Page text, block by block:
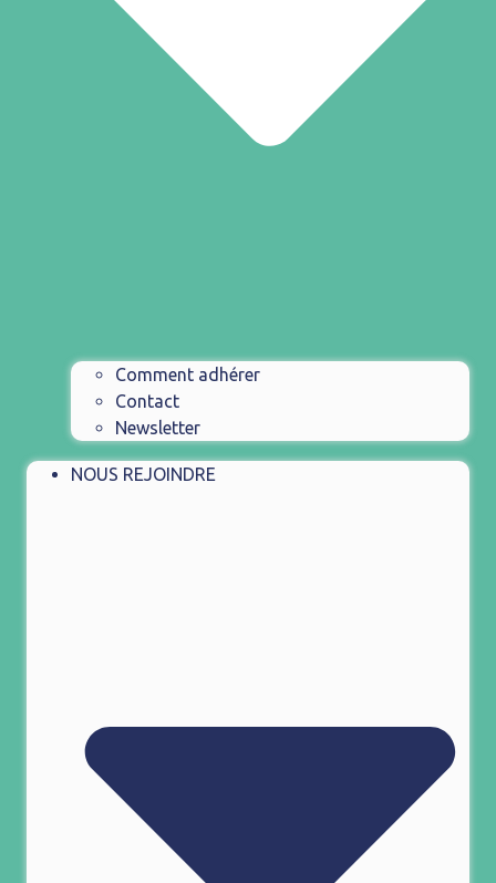
Comment adhérer
Contact
Newsletter
NOUS REJOINDRE